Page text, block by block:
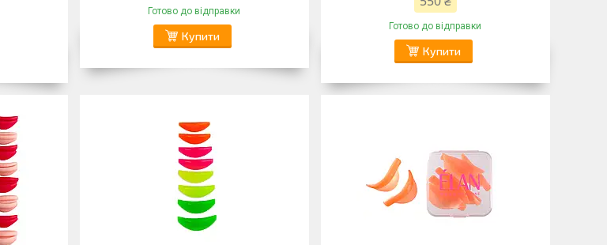
Готово до відправки
Купити
Готово до відправки
Купити